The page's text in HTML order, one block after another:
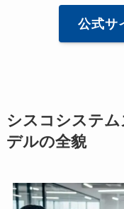
公式サ
シスコシステ
デルの全貌